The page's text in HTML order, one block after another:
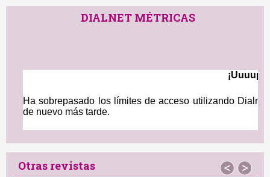
DIALNET MÉTRICAS
Otras revistas < >